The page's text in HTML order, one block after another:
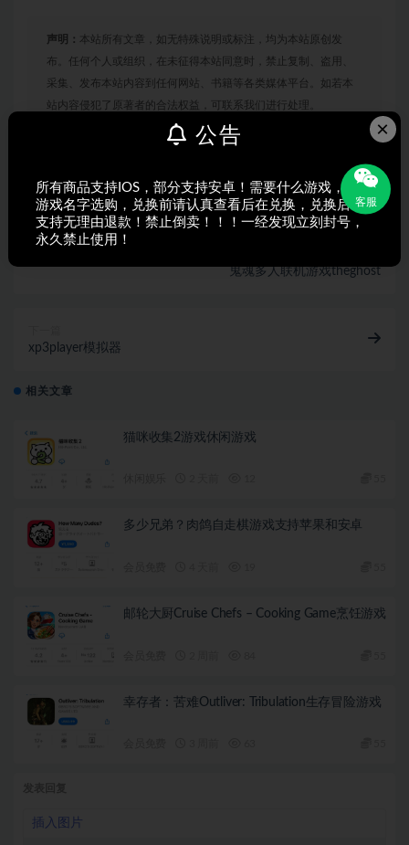
声明： 本站所有文章，如无特殊说明或标注，均为本站原创发
布。任何个人或组织，在未征得本站同意时，禁止复制、盗用、
采集、发布本站内容到任何网站、书籍等各类媒体平台。如若本
站内容侵犯了原著者的合法权益，可联系我们进行处理。
鬼魂多人联机游戏theghost
xp3player模拟器
相关文章
猫咪收集2游戏休闲游戏
多少兄弟？肉鸽自走棋游戏支持苹果和安卓
邮轮大厨Cruise Chefs – Cooking Game烹饪游戏
幸存者：苦难Outliver: Tribulation生存冒险游戏
插入图片
客服
×
公告
所有商品支持IOS，部分支持安卓！需要什么游戏，搜索
游戏名字选购，兑换前请认真查看后在兑换，兑换后不
支持无理由退款！禁止倒卖！！！一经发现立刻封号，
永久禁止使用！